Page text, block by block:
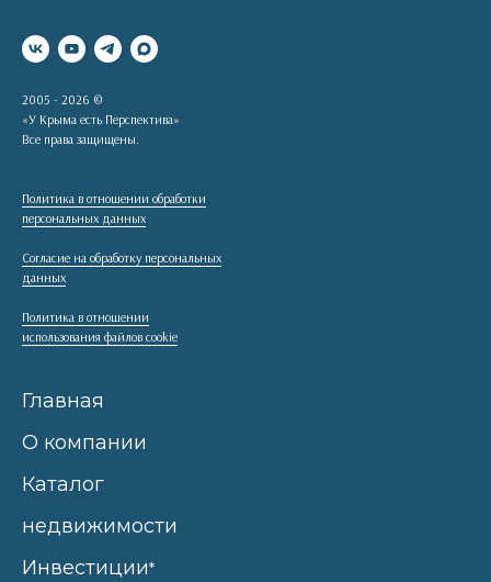
2005 - 2026 ©
«У Крыма есть Перспектива»
Все права защищены.
Политика в отношении обработки
персональных данных
Согласие на обработку персональных
данных
Политика в отношении
использования файлов cookie
Главная
О компании
Каталог
недвижимости
Инвестиции*